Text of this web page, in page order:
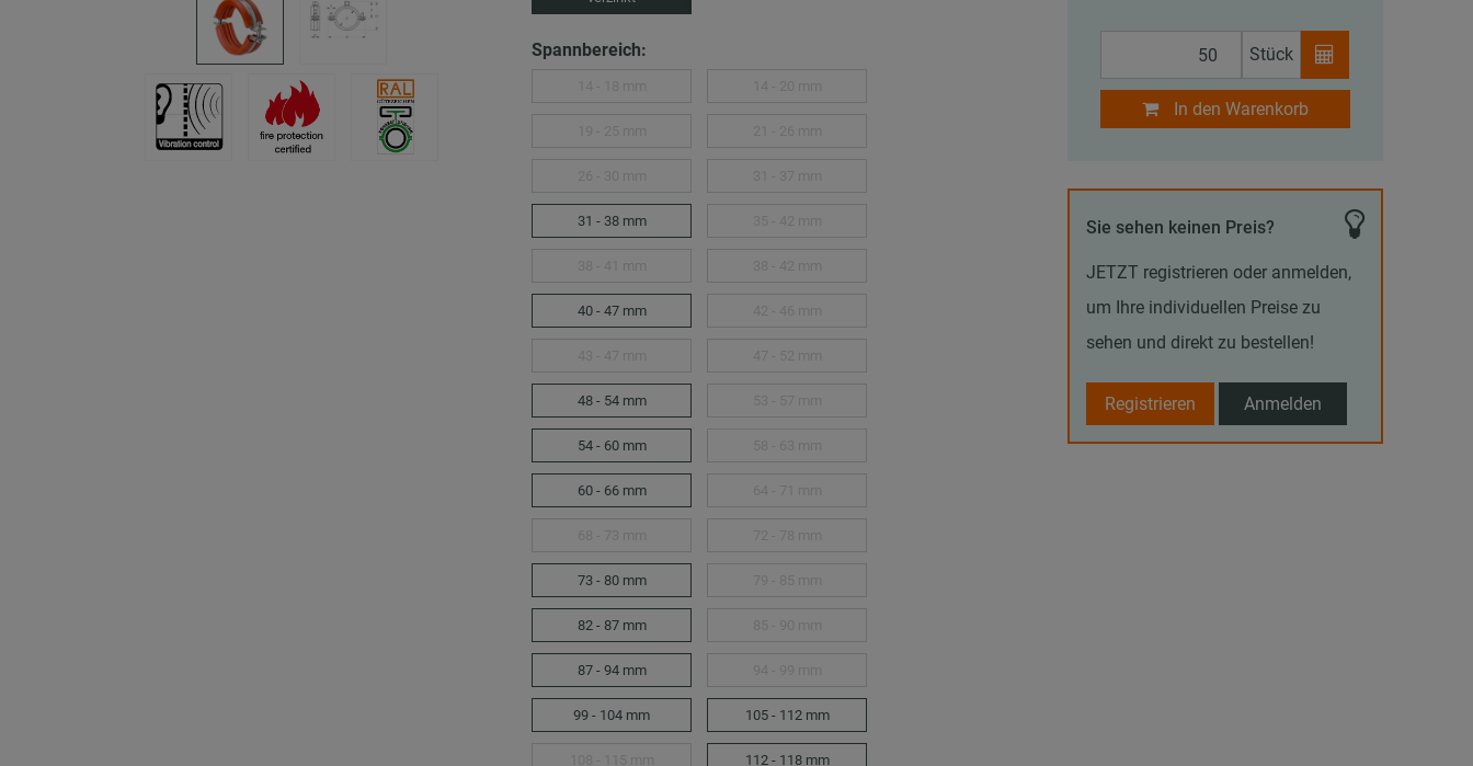
Spannbereich:
31 - 38 mm
40 - 47 mm
48 - 54 mm
54 - 60 mm
60 - 66 mm
73 - 80 mm
82 - 87 mm
87 - 94 mm
99 - 104 mm 105 - 112 mm
112 - 118 mm
Stück
In den Warenkorb
Sie sehen keinen Preis?
JETZT registrieren oder anmelden,
um Ihre individuellen Preise zu
sehen und direkt zu bestellen!
Registrieren Anmelden